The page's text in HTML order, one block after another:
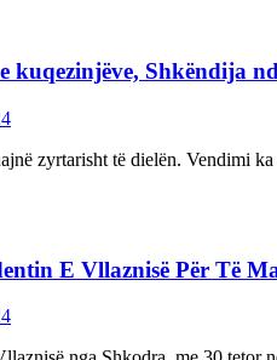
kuqezinjëve, Shkëndija
zyrtarisht të dielën. Vendimi
E Vllaznisë Për Të